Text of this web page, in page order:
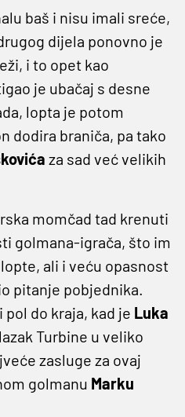
baš i nisu imali sreće,
dijela ponovno je
i to opet kao
je ubačaj s desne
lopta je potom
dodira braniča, pa tako
za sad već velikih
momčad tad krenuti
golmana-igrača, što im
ali i veću opasnost
pitanje pobjednika.
do kraja, kad je Luka
Turbine u veliko
zasluge za ovaj
golmanu Marku